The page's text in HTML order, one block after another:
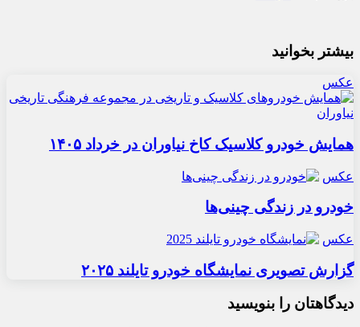
بیشتر بخوانید
عکس
همایش خودرو کلاسیک کاخ نیاوران در خرداد ۱۴۰۵
عکس
خودرو در زندگی چینی‌ها
عکس
گزارش تصویری نمایشگاه خودرو تایلند ۲۰۲۵
دیدگاهتان را بنویسید